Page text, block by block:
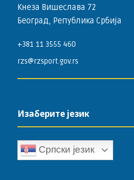
Кнеза Вишеслава 72
Београд, Република Србија
+381 11 3555 460
rzs@rzsport.gov.rs
Изаберите језик
Српски језик